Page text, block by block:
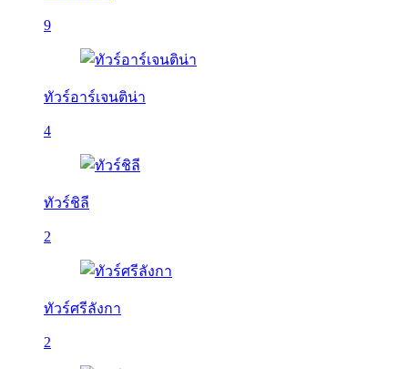
9
ทัวร์อาร์เจนติน่า
4
ทัวร์ชิลี
2
ทัวร์ศรีลังกา
2